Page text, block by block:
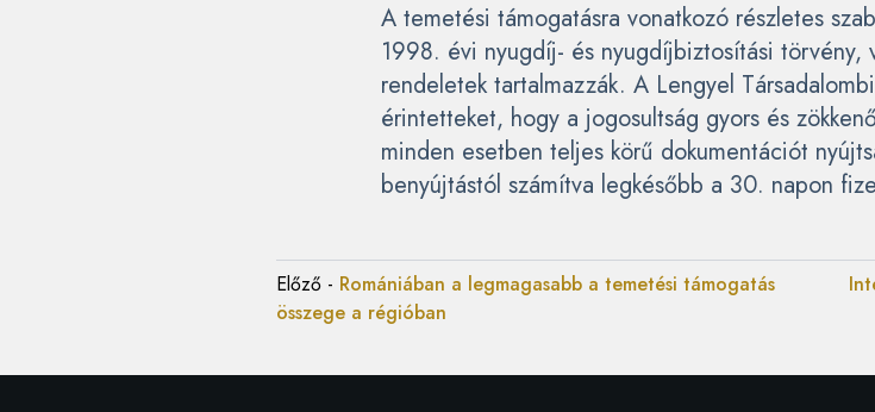
A temetési támogatásra vonatkozó részletes
1998. évi nyugdíj- és nyugdíjbiztosítási törvény,
rendeletek tartalmazzák. A Lengyel
érintetteket, hogy a jogosultság gyors és
minden esetben teljes körű dokumentációt
benyújtástól számítva legkésőbb a 30. napon
Előző - Romániában a legmagasabb a temetési támogatás
összege a régióban